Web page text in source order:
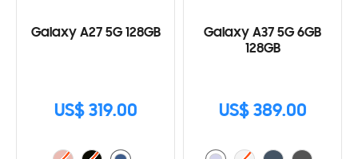
Galaxy A27 5G 128GB
US$ 319.00
Galaxy A37 5G 6GB
128GB
US$ 389.00